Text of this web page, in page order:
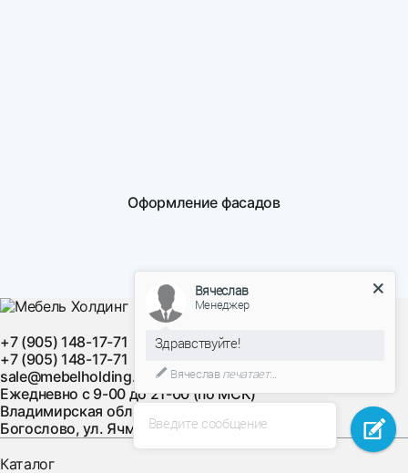
Оформление фасадов
+7 (905) 148-17-71
+7 (905) 148-17-71
sale@mebelholding.ru
Ежедневно с 9-00 до 21-00 (по МСК)
Владимирская область, Суздальский район, с.
Богослово, ул. Ячменная, д. 10
Каталог
Введите сообщение
Вячеслав
Менеджер
Здравствуйте!
Вячеславпечатает...